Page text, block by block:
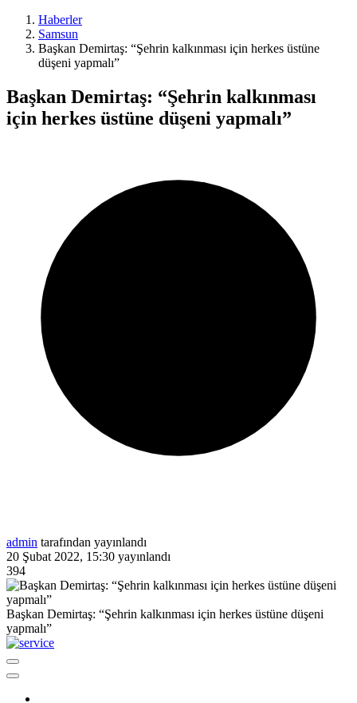
Haberler
Samsun
Başkan Demirtaş: “Şehrin kalkınması için herkes üstüne
düşeni yapmalı”
Başkan Demirtaş: “Şehrin kalkınması
için herkes üstüne düşeni yapmalı”
admin tarafından yayınlandı
20 Şubat 2022, 15:30 yayınlandı
394
Başkan Demirtaş: “Şehrin kalkınması için herkes üstüne düşeni
yapmalı”